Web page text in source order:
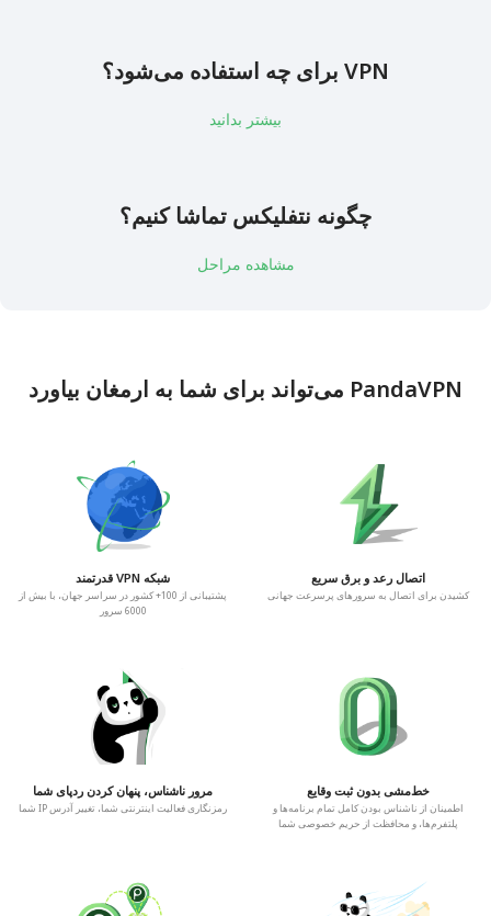
VPN برای چه استفاده می‌شود؟
بیشتر بدانید
چگونه نتفلیکس تماشا کنیم؟
مشاهده مراحل
PandaVPN می‌تواند برای شما به ارمغان بیاورد
اتصال رعد و برق سریع
کشیدن برای اتصال به سرورهای پرسرعت جهانی
شبکه VPN قدرتمند
پشتیبانی از 100+ کشور در سراسر جهان، با بیش از
6000 سرور
خط‌مشی بدون ثبت وقایع
اطمینان از ناشناس بودن کامل تمام برنامه‌ها و
پلتفرم‌ها، و محافظت از حریم خصوصی شما
مرور ناشناس، پنهان کردن ردپای شما
رمزنگاری فعالیت اینترنتی شما، تغییر آدرس IP شما